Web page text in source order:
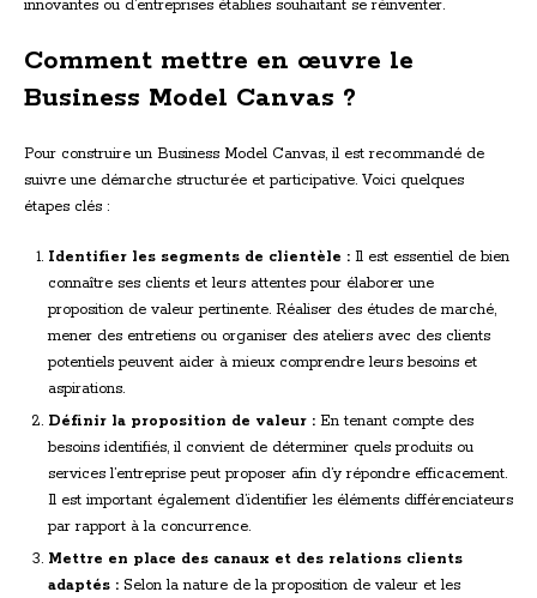
innovantes ou d’entreprises établies souhaitant se réinventer.
Comment mettre en œuvre le
Business Model Canvas ?
Pour construire un Business Model Canvas, il est recommandé de
suivre une démarche structurée et participative. Voici quelques
étapes clés :
Identifier les segments de clientèle : Il est essentiel de bien
connaître ses clients et leurs attentes pour élaborer une
proposition de valeur pertinente. Réaliser des études de marché,
mener des entretiens ou organiser des ateliers avec des clients
potentiels peuvent aider à mieux comprendre leurs besoins et
aspirations.
Définir la proposition de valeur : En tenant compte des
besoins identifiés, il convient de déterminer quels produits ou
services l’entreprise peut proposer afin d’y répondre efficacement.
Il est important également d’identifier les éléments différenciateurs
par rapport à la concurrence.
Mettre en place des canaux et des relations clients
adaptés : Selon la nature de la proposition de valeur et les